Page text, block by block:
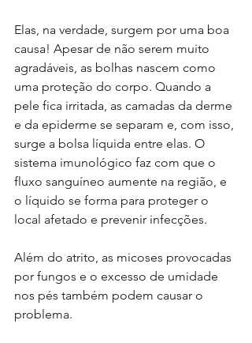
Elas, na verdade, surgem por uma boa
causa! Apesar de não serem muito
agradáveis, as bolhas nascem como
uma proteção do corpo. Quando a
pele fica irritada, as camadas da derme
e da epiderme se separam e, com isso,
surge a bolsa líquida entre elas. O
sistema imunológico faz com que o
fluxo sanguíneo aumente na região, e
o líquido se forma para proteger o
local afetado e prevenir infecções.
Além do atrito, as micoses provocadas
por fungos e o excesso de umidade
nos pés também podem causar o
problema.